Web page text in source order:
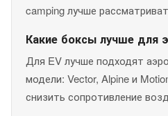
camping лучше
Какие боксы лучше для
Для EV лучше подходят
модели: Vector, Alpine и
снизить сопротивление